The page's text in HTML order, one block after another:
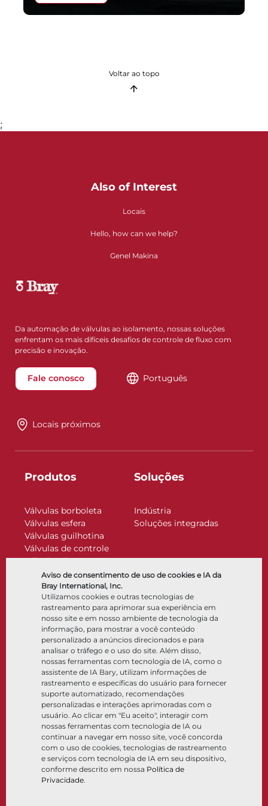
Aviso de consentimento de uso de cookies e IA da
Bray International, Inc.
Utilizamos cookies e outras tecnologias de
rastreamento para aprimorar sua experiência em
nosso site e em nosso ambiente de tecnologia da
informação, para mostrar a você conteúdo
personalizado a anúncios direcionados e para
analisar o tráfego e o uso do site. Além disso,
nossas ferramentas com tecnologia de IA, como o
assistente de IA Bary, utilizam informações de
rastreamento e específicas do usuário para fornecer
suporte automatizado, recomendações
personalizadas e interações aprimoradas com o
usuário. Ao clicar em "Eu aceito", interagir com
nossas ferramentas com tecnologia de IA ou
continuar a navegar em nosso site, você concorda
com o uso de cookies, tecnologias de rastreamento
e serviços com tecnologia de IA em seu dispositivo,
conforme descrito em nossa Política de
Privacidade.
Voltar ao topo
;
Also of Interest
Locais
Hello, how can we help?
Genel Makina
Da automação de válvulas ao isolamento, nossas soluções
enfrentam os mais difíceis desafios de controle de fluxo com
precisão e inovação.
Fale conosco Português
Locais próximos
Produtos
Válvulas borboleta
Válvulas esfera
Válvulas guilhotina
Válvulas de controle
Válvulas de retenção
Atuadores
Acessórios de controle
Criogênico
Soluções
Indústria
Soluções integradas
Empresa
Sobre
Locais
Parceria
Sustentabilidade
Portal do cliente
Recursos
Documentos
Centro de conhecimento
Software
Seleção de materiais
Siga-nos LinkedIn YouTube
© 2026 Bray International. Todos os direitos reservados